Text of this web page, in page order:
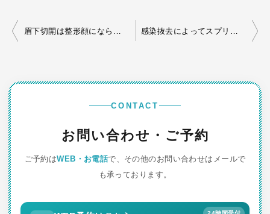
投
ビ
CONTACT
お問い合わせ・ご予約
ご予約はWEB・お電話で、その他のお問い合わせはメールで
も承っております。